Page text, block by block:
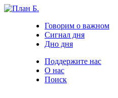
Говорим о важном
Сигнал дня
Дно дня
Поддержите нас
О нас
Поиск